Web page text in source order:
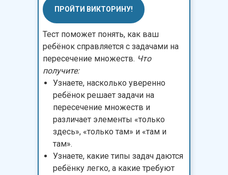
Тест поможет понять, как ваш
ребёнок справляется с задачами на
пересечение множеств. Что
получите:
Узнаете, насколько уверенно
ребёнок решает задачи на
пересечение множеств и
различает элементы «только
здесь», «только там» и «там и
там».
Узнаете, какие типы задач даются
ребёнку легко, а какие требуют
ПРОЙТИ ВИКТОРИНУ!